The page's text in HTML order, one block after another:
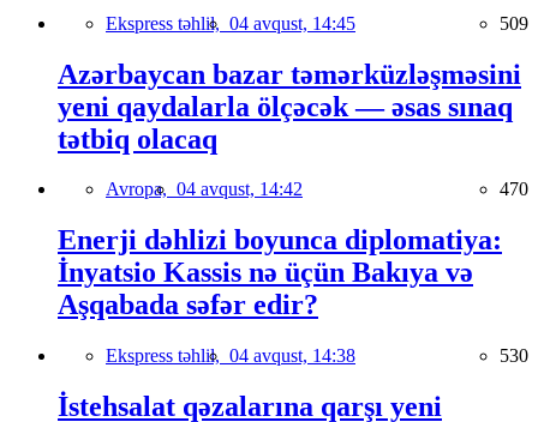
Ekspress təhlil, 04 avqust, 14:45 509
Azərbaycan bazar təmərküzləşməsini
yeni qaydalarla ölçəcək — əsas sınaq
tətbiq olacaq
Avropa, 04 avqust, 14:42 470
Enerji dəhlizi boyunca diplomatiya:
İnyatsio Kassis nə üçün Bakıya və
Aşqabada səfər edir?
Ekspress təhlil, 04 avqust, 14:38 530
İstehsalat qəzalarına qarşı yeni